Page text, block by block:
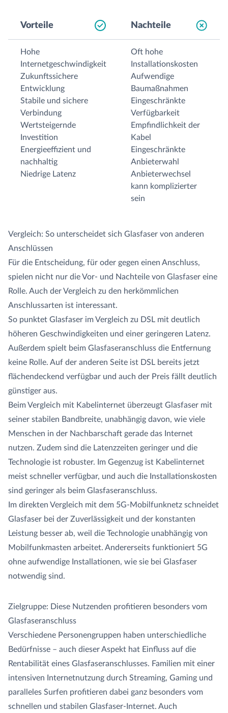
Vorteile Nachteile
Hohe
Internetgeschwindigkeit
Zukunftssichere
Entwicklung
Stabile und sichere
Verbindung
Wertsteigernde
Investition
Energieeffizient und
nachhaltig
Niedrige Latenz
Oft hohe
Installationskosten
Aufwendige
Baumaßnahmen
Eingeschränkte
Verfügbarkeit
Empfindlichkeit der
Kabel
Eingeschränkte
Anbieterwahl
Anbieterwechsel
kann komplizierter
sein
Vergleich: So unterscheidet sich Glasfaser von anderen
Anschlüssen
Für die Entscheidung, für oder gegen einen Anschluss,
spielen nicht nur die Vor- und Nachteile von Glasfaser eine
Rolle. Auch der Vergleich zu den herkömmlichen
Anschlussarten ist interessant.
So punktet Glasfaser im Vergleich zu DSL mit deutlich
höheren Geschwindigkeiten und einer geringeren Latenz.
Außerdem spielt beim Glasfaseranschluss die Entfernung
keine Rolle. Auf der anderen Seite ist DSL bereits jetzt
flächendeckend verfügbar und auch der Preis fällt deutlich
günstiger aus.
Beim Vergleich mit Kabelinternet überzeugt Glasfaser mit
seiner stabilen Bandbreite, unabhängig davon, wie viele
Menschen in der Nachbarschaft gerade das Internet
nutzen. Zudem sind die Latenzzeiten geringer und die
Technologie ist robuster. Im Gegenzug ist Kabelinternet
meist schneller verfügbar, und auch die Installationskosten
sind geringer als beim Glasfaseranschluss.
Im direkten Vergleich mit dem 5G-Mobilfunknetz schneidet
Glasfaser bei der Zuverlässigkeit und der konstanten
Leistung besser ab, weil die Technologie unabhängig von
Mobilfunkmasten arbeitet. Andererseits funktioniert 5G
ohne aufwendige Installationen, wie sie bei Glasfaser
notwendig sind.
Zielgruppe: Diese Nutzenden profitieren besonders vom
Glasfaseranschluss
Verschiedene Personengruppen haben unterschiedliche
Bedürfnisse – auch dieser Aspekt hat Einfluss auf die
Rentabilität eines Glasfaseranschlusses. Familien mit einer
intensiven Internetnutzung durch Streaming, Gaming und
paralleles Surfen profitieren dabei ganz besonders vom
schnellen und stabilen Glasfaser-Internet. Auch